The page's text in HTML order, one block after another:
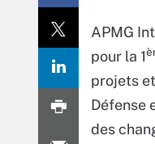
APMG
pour la 1
projets
Défense
des